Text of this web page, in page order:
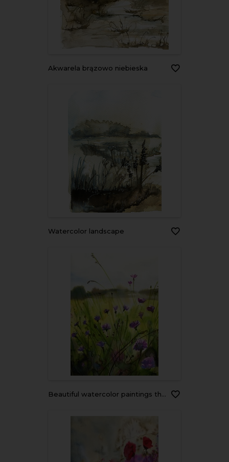
Akwarela brązowo niebieska
watercolor landscape
Beautiful watercolor paintings that bring flowers to wages